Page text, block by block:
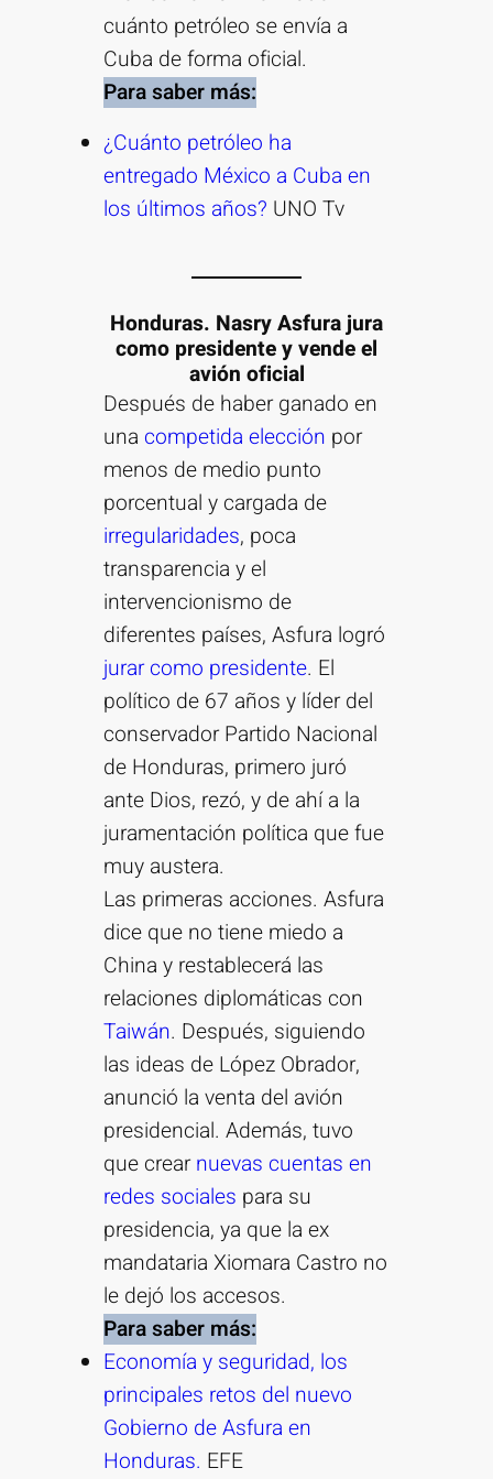
cuánto petróleo se envía a
Cuba de forma oficial.
Para saber más:
¿Cuánto petróleo ha
entregado México a Cuba en
los últimos años? UNO Tv
Honduras. Nasry Asfura jura
como presidente y vende el
avión oficial
Después de haber ganado en
una competida elección por
menos de medio punto
porcentual y cargada de
irregularidades, poca
transparencia y el
intervencionismo de
diferentes países, Asfura logró
jurar como presidente. El
político de 67 años y líder del
conservador Partido Nacional
de Honduras, primero juró
ante Dios, rezó, y de ahí a la
juramentación política que fue
muy austera.
Las primeras acciones. Asfura
dice que no tiene miedo a
China y restablecerá las
relaciones diplomáticas con
Taiwán. Después, siguiendo
las ideas de López Obrador,
anunció la venta del avión
presidencial. Además, tuvo
que crearnuevas cuentas en
redes sociales para su
presidencia, ya que la ex
mandataria Xiomara Castro no
le dejó los accesos.
Para saber más:
Economía y seguridad, los
principales retos del nuevo
Gobierno de Asfura en
Honduras. EFE